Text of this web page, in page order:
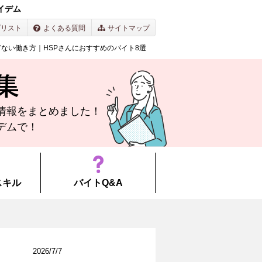
デム
スト よくある質問 サイトマップ
い働き方｜HSPさんにおすすめのバイト8選
報を まとめました！
ムで！
キル バイトQ&A
2026/7/7